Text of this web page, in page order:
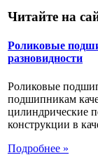
Читайте на
Роликовые
разновидности
Роликовые
подшипникам
цилиндрические
конструкции в
Подробнее »